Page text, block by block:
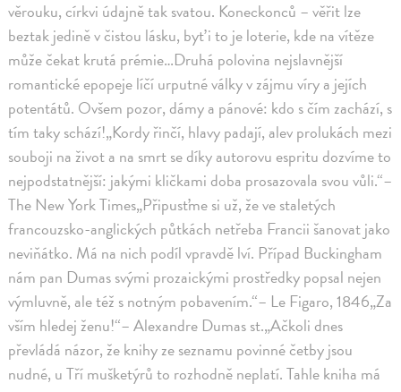
věrouku, církvi údajně tak svatou. Koneckonců – věřit lze
beztak jedině v čistou lásku, byť i to je loterie, kde na vítěze
může čekat krutá prémie…Druhá polovina nejslavnější
romantické epopeje líčí urputné války v zájmu víry a jejích
potentátů. Ovšem pozor, dámy a pánové: kdo s čím zachází, s
tím taky schází!„Kordy řinčí, hlavy padají, alev prolukách mezi
souboji na život a na smrt se díky autorovu espritu dozvíme to
nejpodstatnější: jakými kličkami doba prosazovala svou vůli.“–
The New York Times„Připusťme si už, že ve staletých
francouzsko-anglických půtkách netřeba Francii šanovat jako
neviňátko. Má na nich podíl vpravdě lví. Případ Buckingham
nám pan Dumas svými prozaickými prostředky popsal nejen
výmluvně, ale též s notným pobavením.“– Le Figaro, 1846„Za
vším hledej ženu!“– Alexandre Dumas st.„Ačkoli dnes
převládá názor, že knihy ze seznamu povinné četby jsou
nudné, u Tří mušketýrů to rozhodně neplatí. Tahle kniha má